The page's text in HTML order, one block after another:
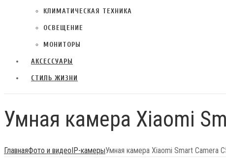
КЛИМАТИЧЕСКАЯ ТЕХНИКА
ОСВЕЩЕНИЕ
МОНИТОРЫ
АКСЕССУАРЫ
СТИЛЬ ЖИЗНИ
Умная камера Xiaomi
ГлавнаяФото и видеоIP-камерыУмная камера Xiaomi Smart Camera